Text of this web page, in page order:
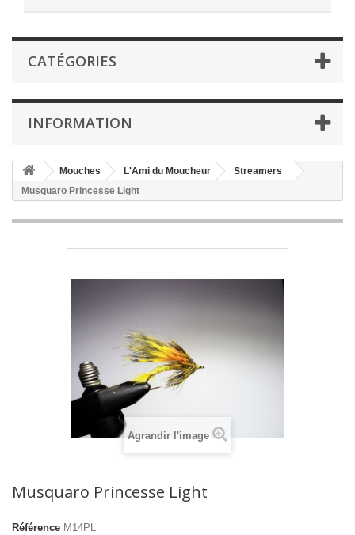
CATÉGORIES
INFORMATION
Mouches L'Ami du Moucheur
Streamers
Musquaro Princesse Light
Agrandir l'image
Musquaro Princesse Light
Référence M14PL